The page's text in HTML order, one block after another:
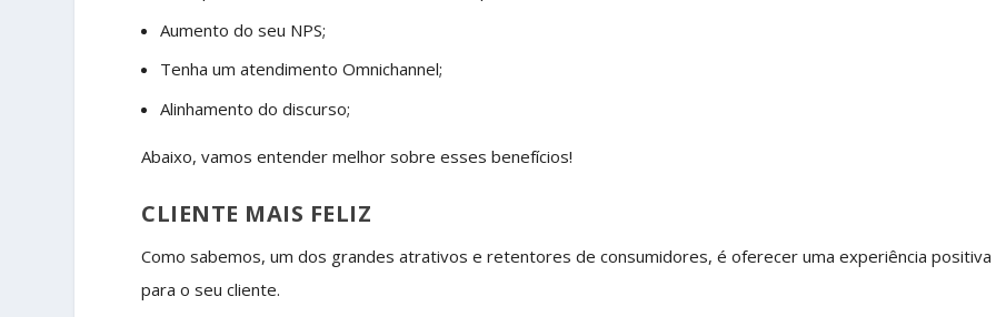
Aumento do seu NPS;
Tenha um atendimento Omnichannel;
Alinhamento do discurso;
Abaixo, vamos entender melhor sobre esses benefícios!
CLIENTE MAIS FELIZ
Como sabemos, um dos grandes atrativos e retentores de consumidores, é oferecer uma experiência positiva
para o seu cliente.